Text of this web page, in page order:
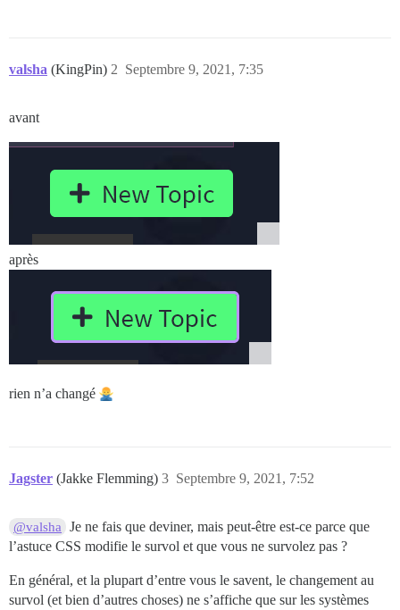
valsha (KingPin) Septembre 9, 2021, 7:35
2
avant
après
rien n’a changé
Jagster (Jakke Flemming) Septembre 9, 2021, 7:52
3
@valsha
Je ne fais que deviner, mais peut-être est-ce parce que
l’astuce CSS modifie le survol et que vous ne survolez pas ?
En général, et la plupart d’entre vous le savent, le changement au
survol (et bien d’autres choses) ne s’affiche que sur les systèmes